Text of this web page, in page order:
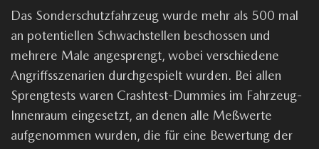
Das Sonderschutzfahrzeug wurde mehr als 500 mal
an potentiellen Schwachstellen beschossen und
mehrere Male angesprengt, wobei verschiedene
Angriffsszenarien durchgespielt wurden. Bei allen
Sprengtests waren Crashtest-Dummies im Fahrzeug-
Innenraum eingesetzt, an denen alle Meßwerte
aufgenommen wurden, die für eine Bewertung der